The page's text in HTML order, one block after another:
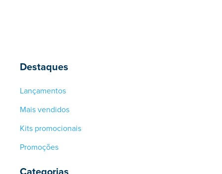
Destaques
Lançamentos
Mais vendidos
Kits promocionais
Promoções